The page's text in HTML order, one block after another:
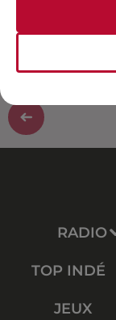
RADIO
TOP INDÉ
JEUX